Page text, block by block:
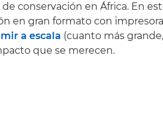
conservación en África. En
en gran formato con
a escala (cuanto más
que se merecen.